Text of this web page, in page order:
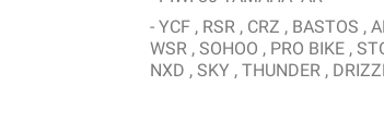
- YCF , RSR , CRZ , BASTOS ,
WSR , SOHOO , PRO BIKE ,
NXD , SKY , THUNDER ,